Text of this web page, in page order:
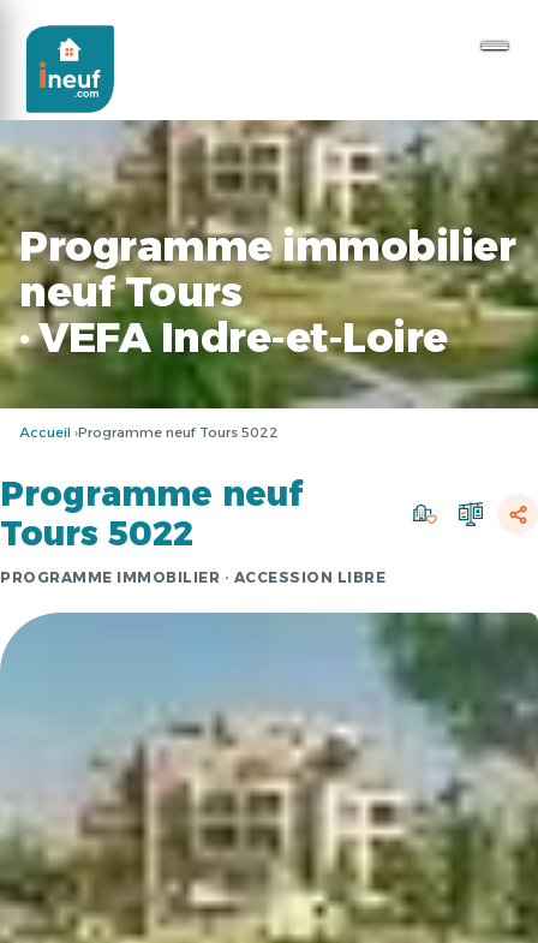
Programme immobilier
neuf Tours
· VEFA Indre-et-Loire
Accueil Programme neuf Tours 5022
Programme neuf
Tours 5022
PROGRAMME IMMOBILIER · ACCESSION LIBRE